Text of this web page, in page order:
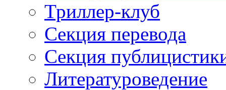
Триллер-клуб
Секция перевода
Секция
Литературоведение